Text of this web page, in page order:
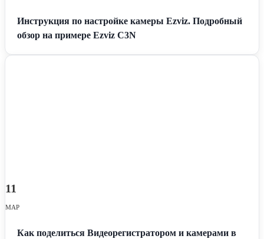
Инструкция по настройке камеры Ezviz. Подробный
обзор на примере Ezviz C3N
11
МАР
Как поделиться Видеорегистратором и камерами в